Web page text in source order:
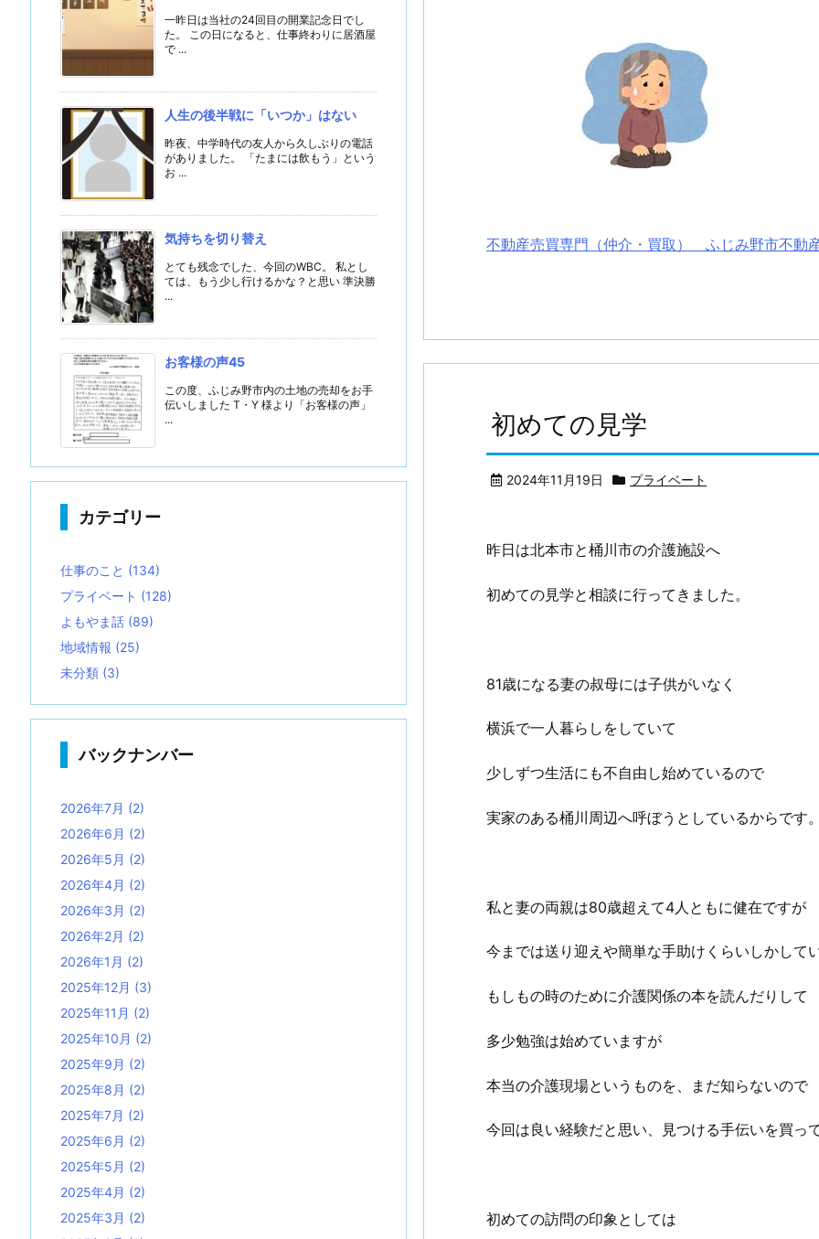
不動産売買専門（仲介・買取） ふじみ野市不動
初めての見学
2024年11月19日 プライベート
昨日は北本市と桶川市の介護施設へ
初めての見学と相談に行ってきました。
81歳になる妻の叔母には子供がいなく
横浜で一人暮らしをしていて
少しずつ生活にも不自由し始めているので
実家のある桶川周辺へ呼ぼうとしているからです。
私と妻の両親は80歳超えて4人ともに健在ですが
今までは送り迎えや簡単な手助けくらいしかして
もしもの時のために介護関係の本を読んだりして
多少勉強は始めていますが
本当の介護現場というものを、まだ知らないので
今回は良い経験だと思い、見つける手伝いを買っ
初めての訪問の印象としては
一昨日は当社の24回目の開業記念日でし
た。 この日になると、仕事終わりに居酒屋
で ...
人生の後半戦に「いつか」はない
昨夜、中学時代の友人から久しぶりの電話
がありました。 「たまには飲もう」という
お ...
気持ちを切り替え
とても残念でした、今回のWBC。 私とし
ては、もう少し行けるかな？と思い 準決勝
...
お客様の声45
この度、ふじみ野市内の土地の売却をお手
伝いしました T・Y 様より「お客様の声」
...
カテゴリー
仕事のこと (134)
プライベート (128)
よもやま話 (89)
地域情報 (25)
未分類 (3)
バックナンバー
2026年7月 (2)
2026年6月 (2)
2026年5月 (2)
2026年4月 (2)
2026年3月 (2)
2026年2月 (2)
2026年1月 (2)
2025年12月 (3)
2025年11月 (2)
2025年10月 (2)
2025年9月 (2)
2025年8月 (2)
2025年7月 (2)
2025年6月 (2)
2025年5月 (2)
2025年4月 (2)
2025年3月 (2)